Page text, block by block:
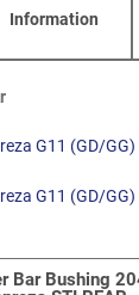
Information
G11 (GD/
G11 (GD/
Bar Bushing